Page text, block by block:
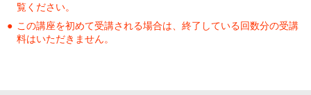
覧ください。
この講座を初めて受講される場合は、終了している回数分の受講
料はいただきません。